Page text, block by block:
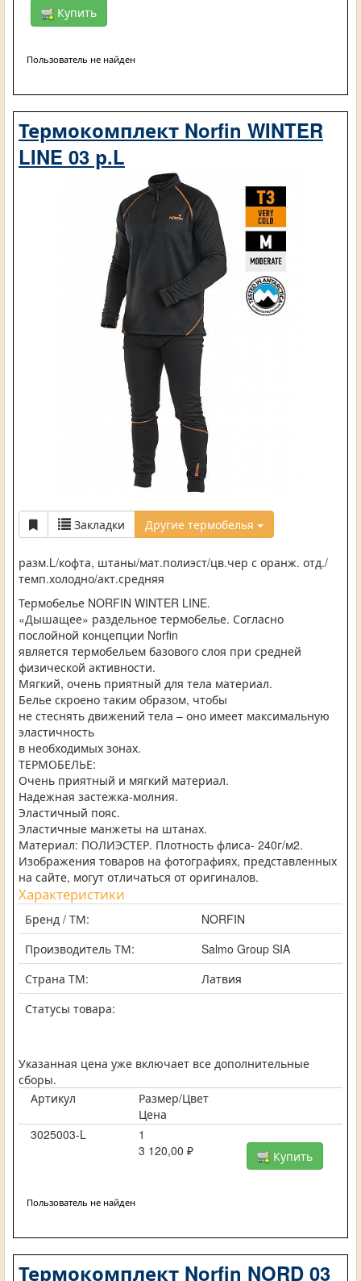
Купить
Пользователь не найден
Термокомплект Norfin WINTER
LINE 03 р.L
Закладки Другие термобелья
разм.L/кофта, штаны/мат.полиэст/цв.чер с оранж. отд./
темп.холодно/акт.средняя
Термобелье NORFIN WINTER LINE.
«Дышащее» раздельное термобелье. Согласно
послойной концепции Norfin
является термобельем базового слоя при средней
физической активности.
Мягкий, очень приятный для тела материал.
Белье скроено таким образом, чтобы
не стеснять движений тела – оно имеет максимальную
эластичность
в необходимых зонах.
ТЕРМОБЕЛЬЕ:
Очень приятный и мягкий материал.
Надежная застежка-молния.
Эластичный пояс.
Эластичные манжеты на штанах.
Материал: ПОЛИЭСТЕР. Плотность флиса- 240г/м2.
Изображения товаров на фотографиях, представленных
на сайте, могут отличаться от оригиналов.
Характеристики
Бренд / ТМ:
NORFIN
Производитель ТМ:
Salmo Group SIA
Страна ТМ:
Латвия
Статусы товара:
Указанная цена уже включает все дополнительные
сборы.
Артикул
Размер/Цвет
Цена
3025003-L
1
3 120,00 ₽
Купить
Пользователь не найден
Термокомплект Norfin NORD 03